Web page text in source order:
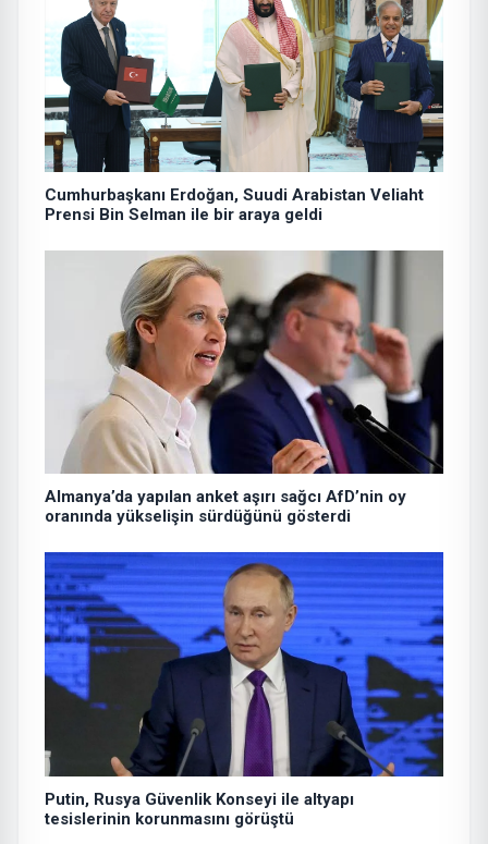
Cumhurbaşkanı Erdoğan, Suudi Arabistan Veliaht
Prensi Bin Selman ile bir araya geldi
Almanya’da yapılan anket aşırı sağcı AfD’nin oy
oranında yükselişin sürdüğünü gösterdi
Putin, Rusya Güvenlik Konseyi ile altyapı
tesislerinin korunmasını görüştü